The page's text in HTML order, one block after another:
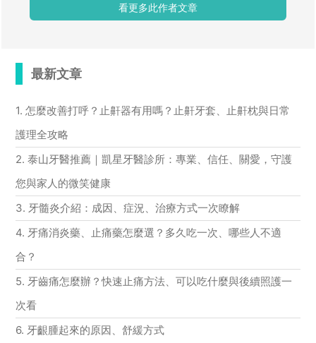
看更多此作者文章
最新文章
1. 怎麼改善打呼？止鼾器有用嗎？止鼾牙套、止鼾枕與日常
護理全攻略
2. 泰山牙醫推薦｜凱星牙醫診所：專業、信任、關愛，守護
您與家人的微笑健康
3. 牙髓炎介紹：成因、症況、治療方式一次瞭解
4. 牙痛消炎藥、止痛藥怎麼選？多久吃一次、哪些人不適
合？
5. 牙齒痛怎麼辦？快速止痛方法、可以吃什麼與後續照護一
次看
6. 牙齦腫起來的原因、舒緩方式